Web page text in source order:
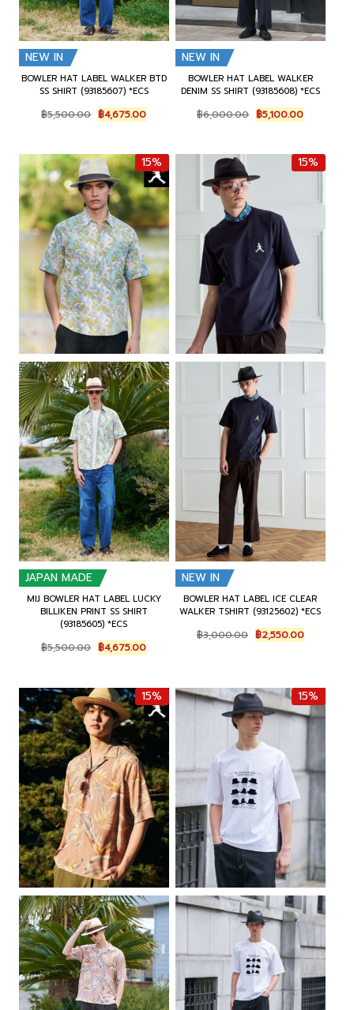
NEW IN
BOWLER HAT LABEL WALKER BTD
SS SHIRT (93185607) *ECS
฿5,500.00 O
r
g
n
a
l
p
r
i
c
e
w
a
s
:
฿
5
,
5
0
0
.
0
0
.
฿4,675.00
r
e
n
t
p
r
i
c
e
i
s
:
฿
,
6
7
5
.
0
0
.
NEW IN
BOWLER HAT LABEL WALKER
DENIM SS SHIRT (93185608) *ECS
฿6,000.00 O
r
g
n
l
r
i
c
e
a
s
฿
,
0
0
0
.
0
0
.
฿5,100.00
r
e
,
0
.
15%
JAPAN MADE
MIJ BOWLER HAT LABEL LUCKY
BILLIKEN PRINT SS SHIRT
(93185605) *ECS
฿5,500.00 O
r
g
i
n
a
l
p
r
i
c
e
w
a
s
:
฿
5
,
5
0
0
.
0
0
฿4,675.00
r
e
n
t
i
c
e
i
s
4
,
6
7
5
.
0
0
.
15%
NEW IN
BOWLER HAT LABEL ICE CLEAR
WALKER TSHIRT (93125602) *ECS
฿3,000.00 O
r
i
n
a
l
p
i
c
e
a
s
฿
3
,
0
0
0
.
0
0
.
฿2,550.00C
u
e
n
t
i
c
s
,
5
5
0
0
0
.
15% 15%